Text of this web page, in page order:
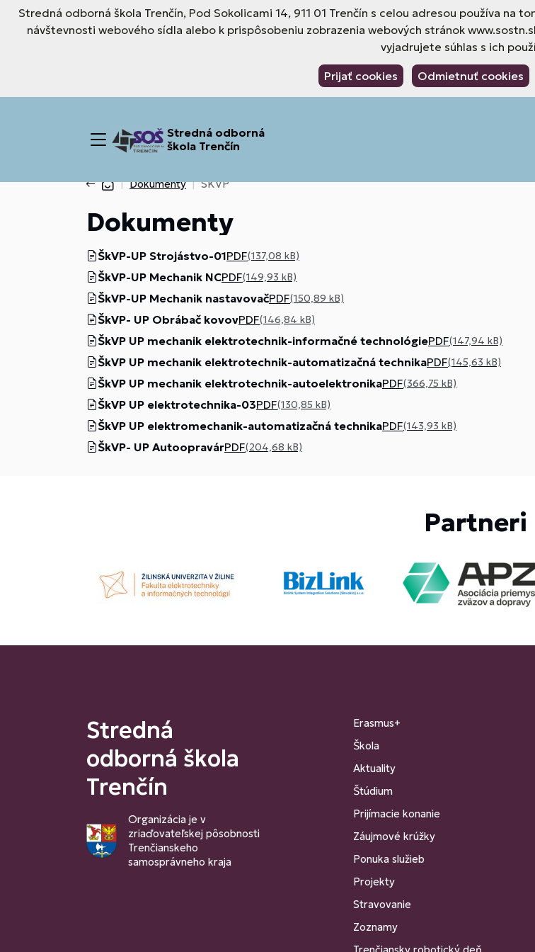
Stredná odborná škola Trenčín, Pod Sokolicami 14, 911 01 Trenčín s celou adresou používa
návštevnosti webového sídla alebo k prispôsobeniu zobrazenia webových stránok
vyjadrujete súhlas s ich
Prijať cookies Odmietnuť cookies
Stredná odborná
škola Trenčín
Dokumenty SKVP
Dokumenty
ŠkVP-UP Strojástvo-01PDF(137,08 kB)
ŠkVP-UP Mechanik NCPDF(149,93 kB)
ŠkVP-UP Mechanik nastavovačPDF(150,89 kB)
ŠkVP- UP Obrábač kovovPDF(146,84 kB)
ŠkVP UP mechanik elektrotechnik-informačné technológiePDF(147,94 kB)
ŠkVP UP mechanik elektrotechnik-automatizačná technikaPDF(145,63 kB)
ŠkVP UP mechanik elektrotechnik-autoelektronikaPDF(366,75 kB)
ŠkVP UP elektrotechnika-03PDF(130,85 kB)
ŠkVP UP elektromechanik-automatizačná technikaPDF(143,93 kB)
ŠkVP- UP AutoopravárPDF(204,68 kB)
Partneri
Stredná
odborná škola
Trenčín
Organizácia je v
zriaďovateľskej pôsobnosti
Trenčianskeho
samosprávneho kraja
Erasmus+
Škola
Aktuality
Štúdium
Prijímacie konanie
Záujmové krúžky
Ponuka služieb
Projekty
Stravovanie
Zoznamy